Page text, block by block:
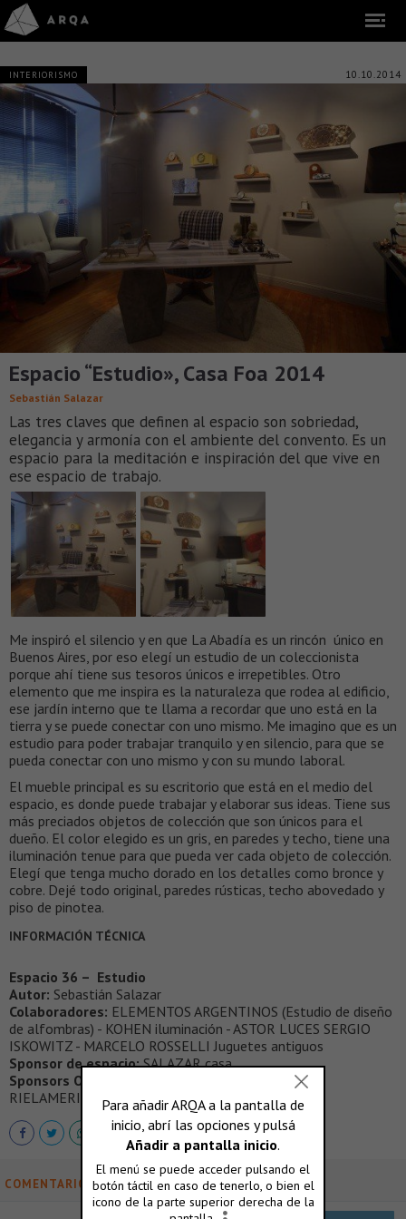
INTERIORISMO 10.10.2014
Espacio “Estudio», Casa Foa 2014
Sebastián Salazar
Las tres claves que definen al espacio son sobriedad,
elegancia y armonía con el ambiente del convento. Es un
espacio para la meditación e inspiración del que vive en
ese espacio de trabajo.
Me inspiró el silencio y en que La Abadía es un rincón único en
Buenos Aires, por eso elegí un estudio de un coleccionista
porque ahí tiene sus tesoros únicos e irrepetibles. Otro
elemento que me inspira es la naturaleza que rodea al edificio,
ese jardín interno que te llama a recordar que uno está en la
tierra y se puede conectar con uno mismo. Me imagino que es un
estudio para poder trabajar tranquilo y en silencio, para que se
pueda conectar con uno mismo y con su mundo laboral.
El mueble principal es su escritorio que está en el medio del
espacio, es donde puede trabajar y elaborar sus ideas. Tiene sus
más preciados objetos de colección que son únicos para el
dueño. El color elegido es un gris, en paredes y techo, tiene una
iluminación tenue para que pueda ver cada objeto de colección.
Elegí que tenga mucho dorado en los detalles como bronce y
cobre. Dejé todo original, paredes rústicas, techo abovedado y
piso de pinotea.
INFORMACIÓN TÉCNICA
Espacio 36 – Estudio
Autor: Sebastián Salazar
Colaboradores: ELEMENTOS ARGENTINOS (Estudio de diseño
de alfombras) - KOHEN iluminación - ASTOR LUCES SERGIO
ISKOWITZ - MARCELO ROSSELLI Juguetes antiguos
Sponsor de espacio:SALAZAR casa
Sponsors Oficiales:
RIELAMERICANO - VERBATIM
COMENTARIOS